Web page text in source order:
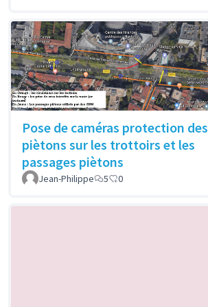
Pose de caméras protection des
piètons sur les trottoirs et les
passages piètons
Jean-Philippe 5 0